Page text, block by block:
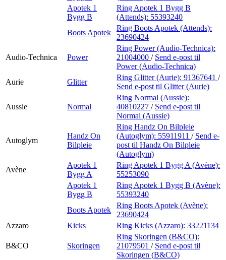
Apotek 1
Bygg B
Ring Apotek 1 Bygg B
(Attends): 55393240
Boots Apotek
Ring Boots Apotek (Attends):
23690424
Audio-Technica Power
Ring Power (Audio-Technica):
21004000 / Send e-post til
Power (Audio-Technica)
Aurie
Glitter
Ring Glitter (Aurie): 91367641 /
Send e-post til Glitter (Aurie)
Aussie Normal
Ring Normal (Aussie):
40810227 / Send e-post til
Normal (Aussie)
Autoglym
Handz On
Bilpleie
Ring Handz On Bilpleie
(Autoglym): 55911911 / Send e-
post til Handz On Bilpleie
(Autoglym)
Avène
Apotek 1
Bygg A
Ring Apotek 1 Bygg A (Avène):
55253090
Apotek 1
Bygg B
Ring Apotek 1 Bygg B (Avène):
55393240
Boots Apotek
Ring Boots Apotek (Avène):
23690424
Azzaro
Kicks Ring Kicks (Azzaro): 33221134
B&CO Skoringen
Ring Skoringen (B&CO):
21079501 / Send e-post til
Skoringen (B&CO)